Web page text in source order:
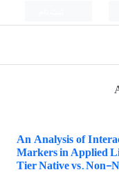
An Analysis of
Markers in Applied
Tier Native vs. Non-